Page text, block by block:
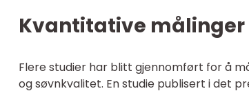
Kvantitative målinger
Flere studier har blitt gjennomført for å
og søvnkvalitet. En studie publisert i det